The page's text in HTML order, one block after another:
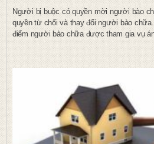
Người bị buộc có quyền mời người bào
quyền từ chối và thay đổi người bào
điểm người bào chữa được tham gia vụ